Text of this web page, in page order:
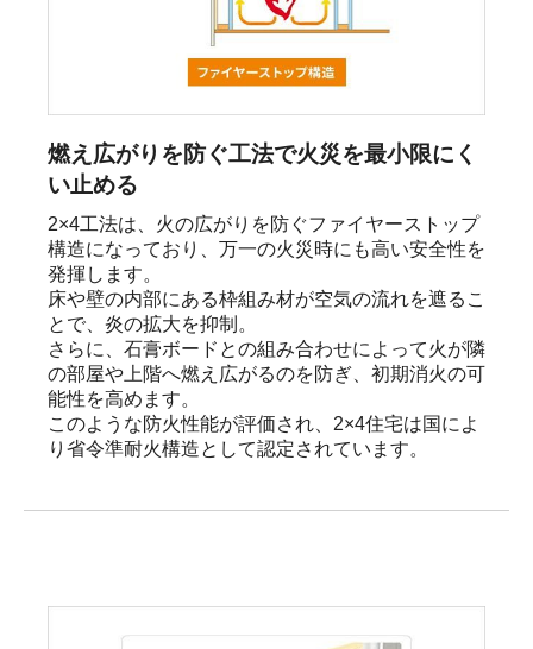
燃え広がりを防ぐ工法で火災を最小限にく
い止める
2×4工法は、火の広がりを防ぐファイヤーストップ
構造になっており、万一の火災時にも高い安全性を
発揮します。
床や壁の内部にある枠組み材が空気の流れを遮るこ
とで、炎の拡大を抑制。
さらに、石膏ボードとの組み合わせによって火が隣
の部屋や上階へ燃え広がるのを防ぎ、初期消火の可
能性を高めます。
このような防火性能が評価され、2×4住宅は国によ
り省令準耐火構造として認定されています。